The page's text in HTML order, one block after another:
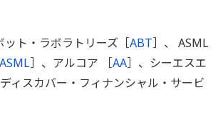
ト・ラボラトリーズ［ABT］、 ASML
ASML］、アルコア ［AA］、シーエスエ
ィスカバー・フィナンシャル・サービ